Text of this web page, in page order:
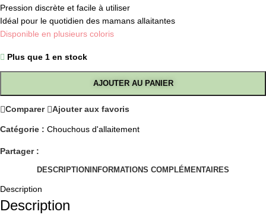
Pression discrète et facile à utiliser
Idéal pour le quotidien des mamans allaitantes
Disponible en plusieurs coloris
Plus que 1 en stock
AJOUTER AU PANIER
Comparer Ajouter aux favoris
Catégorie : Chouchous d'allaitement
Partager :
DESCRIPTION INFORMATIONS COMPLÉMENTAIRES
Description
Description